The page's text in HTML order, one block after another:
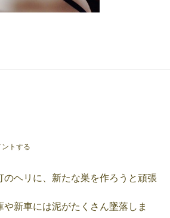
ントする
のヘリに、新たな巣を作ろうと頑張
新車には泥がたくさん墜落しま